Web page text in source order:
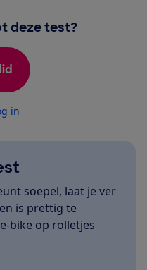
deze test?
in
soepel, laat je ver
is prettig te
bike op rolletjes